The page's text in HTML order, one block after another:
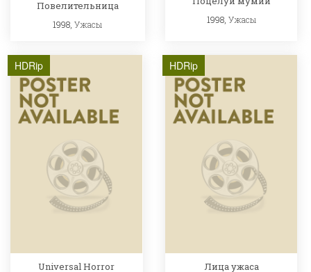
Повелительница
1998,Ужасы 1998, Ужасы
HDRip
Universal Horror
HDRip
Лица ужаса